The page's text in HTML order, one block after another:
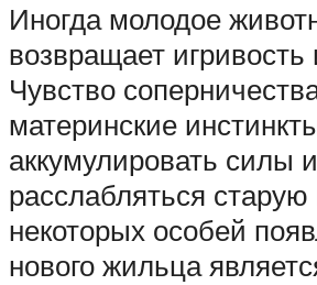
Иногда молодое
возвращает игривость
Чувство
материнские
аккумулировать силы
расслабляться
некоторых особей
нового жильца